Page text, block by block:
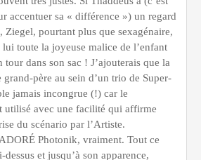
accentuer sa « différence ») un regard
Ziegel, pourtant plus que sexagénaire,
toute la joyeuse malice de l’enfant
tour dans son sac ! J’ajouterais que la
grand-père au sein d’un trio de Super-
jamais incongrue (!) car le
utilisé avec une facilité qui affirme
du scénario par l’Artiste.
Photonik, vraiment. Tout ce
et jusqu’à son apparence,